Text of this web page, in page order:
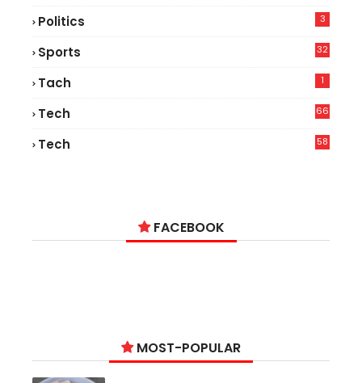
Politics 3
Sports 32
Tach 1
Tech
66
Tech
58
FACEBOOK
MOST-POPULAR